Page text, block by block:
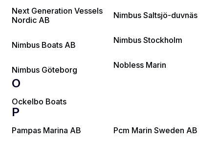
Next Generation Vessels
Nordic AB
Nimbus Boats AB
Nimbus Göteborg
Nimbus Saltsjö-duvnäs
Nimbus Stockholm
Nobless Marin
O
Ockelbo Boats
P
Pampas Marina AB Pcm Marin Sweden AB